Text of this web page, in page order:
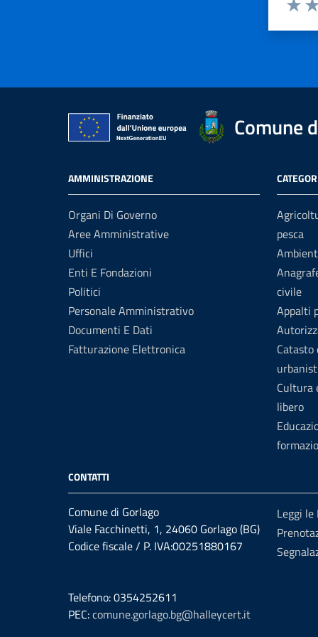
Comune
AMMINISTRAZIONE
Organi Di Governo
Aree Amministrative
Uffici
Enti E Fondazioni
Politici
Personale Amministrativo
Documenti E Dati
Fatturazione Elettronica
pesca
civile
Appalti
Catasto
Cultura
libero
CONTATTI
Comune di Gorlago
Viale Facchinetti, 1, 24060 Gorlago (BG)
Codice fiscale / P. IVA:00251880167
Telefono: 0354252611
PEC:comune.gorlago.bg@halleycert.it
Leggi le